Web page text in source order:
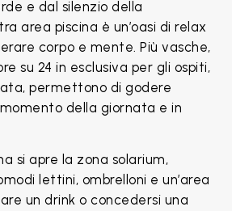
e dal silenzio della
area piscina è un’oasi di relax
corpo e mente. Più vasche,
su 24 in esclusiva per gli ospiti,
permettono di godere
della giornata e in
si apre la zona solarium,
lettini, ombrelloni e un’area
un drink o concedersi una